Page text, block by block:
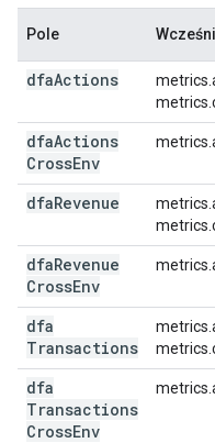
Pole
dfaActions
dfaActions
CrossEnv
dfaRevenue
dfaRevenue
CrossEnv
dfa
Transactions
dfa
Transactions
CrossEnv